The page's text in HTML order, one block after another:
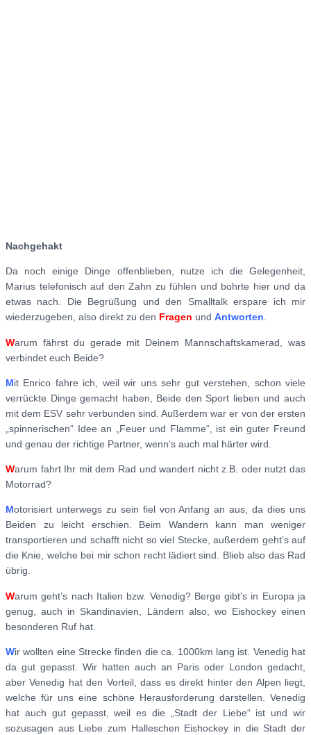
Nachgehakt
Da noch einige Dinge offenblieben, nutze ich die Gelegenheit,
Marius telefonisch auf den Zahn zu fühlen und bohrte hier und da
etwas nach. Die Begrüßung und den Smalltalk erspare ich mir
wiederzugeben, also direkt zu den Fragen und Antworten.
Warum fährst du gerade mit Deinem Mannschaftskamerad, was
verbindet euch Beide?
Mit Enrico fahre ich, weil wir uns sehr gut verstehen, schon viele
verrückte Dinge gemacht haben, Beide den Sport lieben und auch
mit dem ESV sehr verbunden sind. Außerdem war er von der ersten
„spinnerischen“ Idee an „Feuer und Flamme“, ist ein guter Freund
und genau der richtige Partner, wenn‘s auch mal härter wird.
Warum fahrt Ihr mit dem Rad und wandert nicht z.B. oder nutzt das
Motorrad?
Motorisiert unterwegs zu sein fiel von Anfang an aus, da dies uns
Beiden zu leicht erschien. Beim Wandern kann man weniger
transportieren und schafft nicht so viel Stecke, außerdem geht’s auf
die Knie, welche bei mir schon recht lädiert sind. Blieb also das Rad
übrig.
Warum geht’s nach Italien bzw. Venedig? Berge gibt’s in Europa ja
genug, auch in Skandinavien, Ländern also, wo Eishockey einen
besonderen Ruf hat.
Wir wollten eine Strecke finden die ca. 1000km lang ist. Venedig hat
da gut gepasst. Wir hatten auch an Paris oder London gedacht,
aber Venedig hat den Vorteil, dass es direkt hinter den Alpen liegt,
welche für uns eine schöne Herausforderung darstellen. Venedig
hat auch gut gepasst, weil es die „Stadt der Liebe“ ist und wir
sozusagen aus Liebe zum Halleschen Eishockey in die Stadt der